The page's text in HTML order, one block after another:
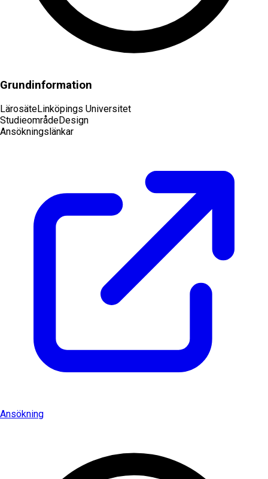
Grundinformation
LärosäteLinköpings Universitet
StudieområdeDesign
Ansökningslänkar
Ansökning